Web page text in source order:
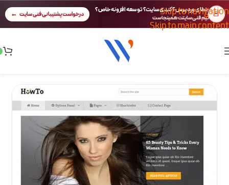
Skip to navigation
Skip to main content
🚨 خطای وردپرس؟ کندی سایت؟ توسعه افزونه خاص؟
تیم فنی سایتت همینجاست درخواست پشتیبانی فنی سایت